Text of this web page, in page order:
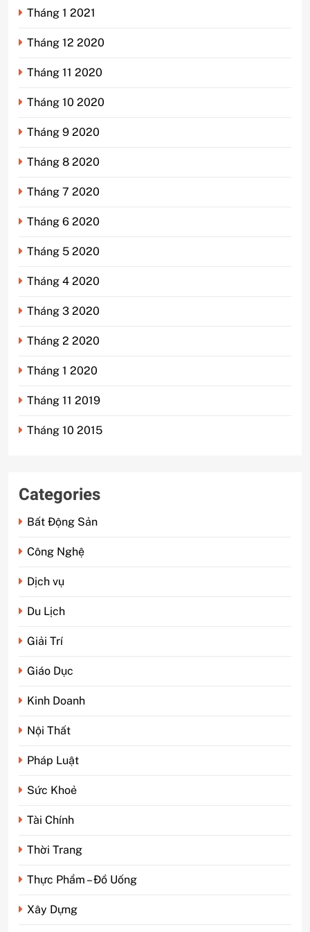
Tháng 1 2021
Tháng 12 2020
Tháng 11 2020
Tháng 10 2020
Tháng 9 2020
Tháng 8 2020
Tháng 7 2020
Tháng 6 2020
Tháng 5 2020
Tháng 4 2020
Tháng 3 2020
Tháng 2 2020
Tháng 1 2020
Tháng 11 2019
Tháng 10 2015
Categories
Bất Động Sản
Công Nghệ
Dịch vụ
Du Lịch
Giải Trí
Giáo Dục
Kinh Doanh
Nội Thất
Pháp Luật
Sức Khoẻ
Tài Chính
Thời Trang
Thực Phẩm – Đồ Uống
Xây Dựng
5